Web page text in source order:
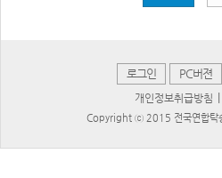
로그인 PC버젼
개인정보취급방침
Copyright ⓒ 2015 전국연합탁